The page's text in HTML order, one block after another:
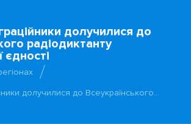
долучилися до
радіодиктанту
єдності
долучилися до Всеукраїнського…